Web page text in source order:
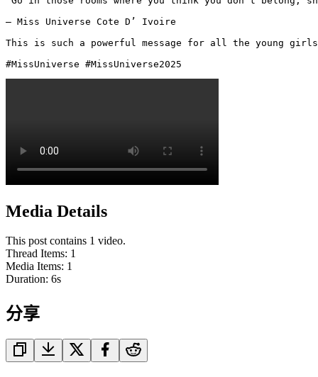
— Miss Universe Cote D’ Ivoire
This is such a powerful message for all the young girls
#MissUniverse #MissUniverse2025
Media Details
This post contains 1 video.
Thread Items: 1
Media Items: 1
Duration: 6s
分享